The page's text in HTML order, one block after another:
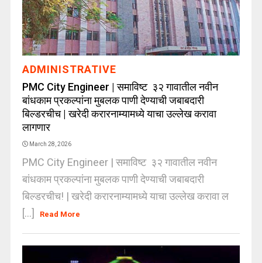
ADMINISTRATIVE
PMC City Engineer | समाविष्ट ३२ गावातील नवीन
बांधकाम प्रकल्पांना मुबलक पाणी देण्याची जबाबदारी
बिल्डरचीच | खरेदी करारनाम्यामध्ये याचा उल्लेख करावा
लागणार
March 28, 2026
PMC City Engineer | समाविष्ट ३२ गावातील नवीन
बांधकाम प्रकल्पांना मुबलक पाणी देण्याची जबाबदारी
बिल्डरचीच! | खरेदी करारनाम्यामध्ये याचा उल्लेख करावा ल
[...]
Read More